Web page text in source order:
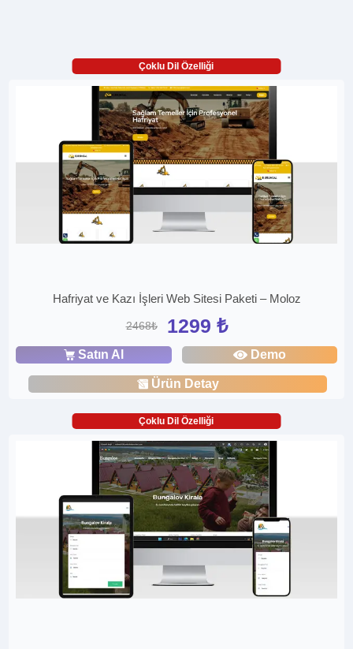
Çoklu Dil Özelliği
Hafriyat ve Kazı İşleri Web Sitesi Paketi – Moloz
2468₺ 1299 ₺
Satın Al Demo
Ürün Detay
Çoklu Dil Özelliği